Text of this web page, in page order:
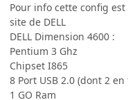
Pour info cette config est
site de DELL
DELL Dimension 4600 :
Pentium 3 Ghz
Chipset I865
8 Port USB 2.0 (dont 2 en
1 GO Ram